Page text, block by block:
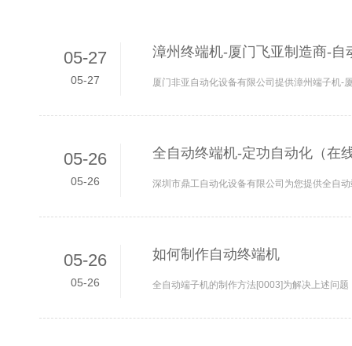
05-27
05-27
漳州终端机-厦门飞亚制造商-自
05-26
05-26
全自动终端机-定功自动化（在
05-26
05-26
如何制作自动终端机